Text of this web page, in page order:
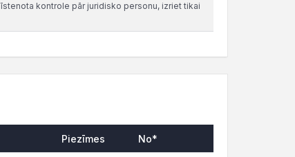
kontrole pār juridisko personu, izriet tikai
Piezīmes No*